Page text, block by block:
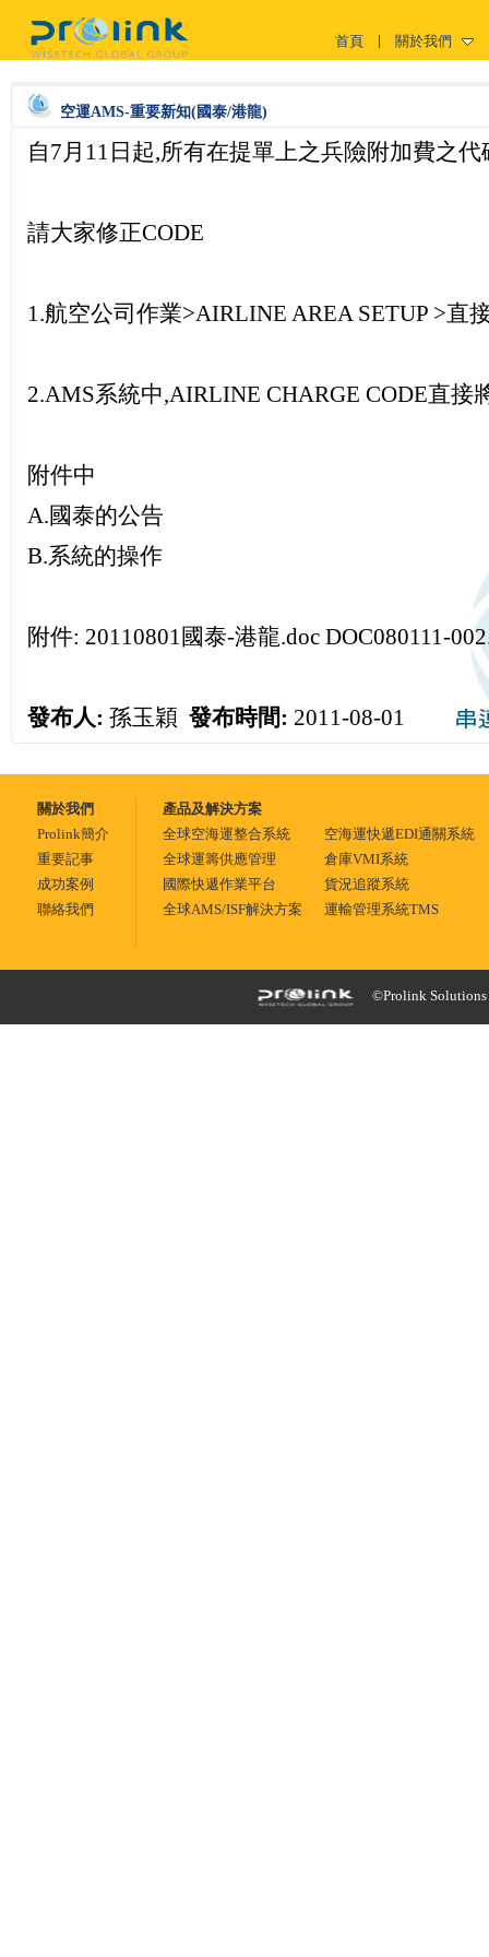
關於我們
首頁
空運AMS-重要新知(國泰/港龍)
自7月11日起,所有在提單上之兵險附加費之
請大家修正CODE
1.航空公司作業>AIRLINE AREA SETUP >直
2.AMS系統中,AIRLINE CHARGE CODE直接
附件中
A.國泰的公告
B.系統的操作
附件: 20110801國泰-港龍.doc DOC080111-
發布人: 孫玉穎 發布時間: 2011-08-01
關於我們
Prolink簡介
重要記事
成功案例
聯絡我們
產品及解決方案
全球空海運整合系統
空海運快遞EDI通關系統
全球運籌供應管理
倉庫VMI系統
國際快遞作業平台
貨況追蹤系統
全球AMS/ISF解決方案
運輸管理系統TMS
©Prolink Solutions